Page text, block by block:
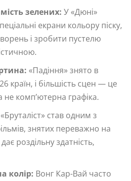
зелених: У «Дюні»
екрани кольору піску,
і зробити пустелю
«Падіння» знято в
країн, і більшість сцен — це
не комп’ютерна графіка.
«Бруталіст» став одним з
знятих переважно на
роздільну здатність,
колір: Вонг Кар-Вай часто